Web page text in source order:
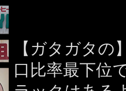
【ガタガタの
口比率最下位